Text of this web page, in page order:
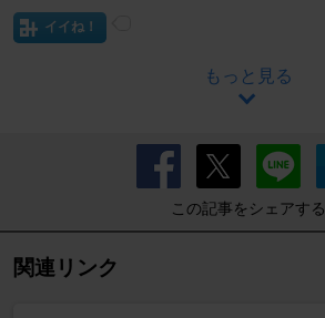
イイね！
もっと見る
この記事をシェアする
関連リンク